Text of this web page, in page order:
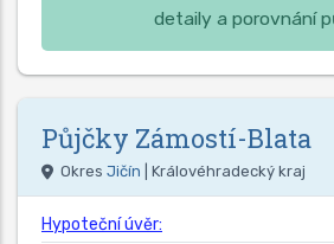
detaily a porovnání
Půjčky Zámostí-Blata
Okres Jičín | Královéhradecký kraj
Hypoteční úvěr: